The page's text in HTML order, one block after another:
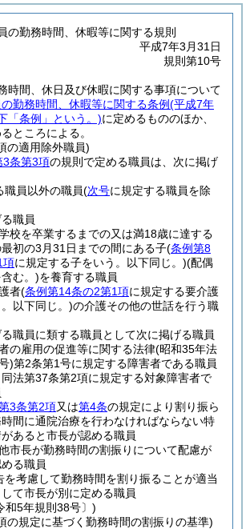
の勤務時間、休暇等に関する規則
平成7年3月31日
規則第10号
時間、休日及び休暇に関する事項について
勤務時間、休暇等に関する条例(平成7年
「条例」という。)に定めるもののほか、
ところによる。
の適用除外職員)
3条第3項の規則で定める職員は、次に掲げ
職員以外の職員(次号に規定する職員を除
職員
校を卒業するまでの又は満18歳に達する
最初の3月31日までの間にある子(条例第8
項に規定する子をいう。以下同じ。)(配偶
む。)を養育する職員
者(条例第14条の2第1項に規定する要介護
以下同じ。)の介護その他の世話を行う職
職員に類する職員として次に掲げる職員
の雇用の促進等に関する法律(昭和35年法
)第2条第1号に規定する障害者である職員
法第37条第2項に規定する対象障害者で
3条第2項又は第4条の規定により割り振ら
間に通院治療を行わなければならない特
あると市長が認める職員
市長が勤務時間の割振りについて配慮が
る職員
を考慮して勤務時間を割り振ることが適当
て市長が別に定める職員
和5年規則38号〕)
の規定に基づく勤務時間の割振りの基準)